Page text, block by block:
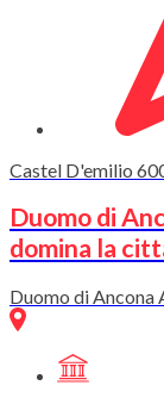
Castel D'emilio
Duomo di
domina la
Duomo di